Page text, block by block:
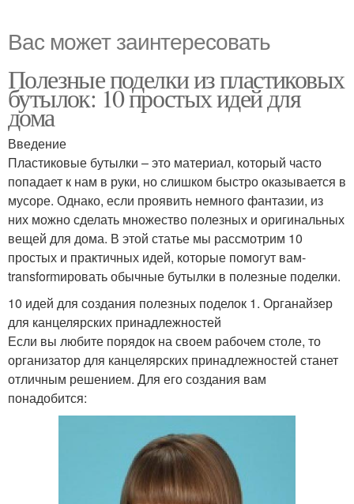
Вас может заинтересовать
Полезные поделки из пластиковых
бутылок: 10 простых идей для
дома
Введение
Пластиковые бутылки – это материал, который часто
попадает к нам в руки, но слишком быстро оказывается в
мусоре. Однако, если проявить немного фантазии, из
них можно сделать множество полезных и оригинальных
вещей для дома. В этой статье мы рассмотрим 10
простых и практичных идей, которые помогут вам-
transformировать обычные бутылки в полезные поделки.
10 идей для создания полезных поделок 1. Органайзер
для канцелярских принадлежностей
Если вы любите порядок на своем рабочем столе, то
организатор для канцелярских принадлежностей станет
отличным решением. Для его создания вам
понадобится: